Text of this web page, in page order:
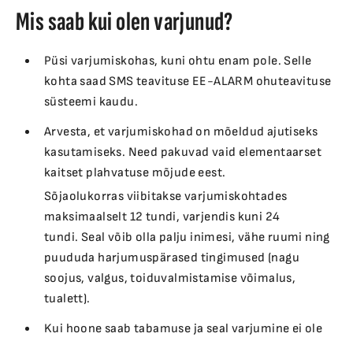
Mis saab kui olen varjunud?
Püsi varjumiskohas, kuni ohtu enam pole. Selle
kohta saad SMS teavituse EE-ALARM ohuteavituse
süsteemi kaudu.
Arvesta, et varjumiskohad on mõeldud ajutiseks
kasutamiseks. Need pakuvad vaid elementaarset
kaitset plahvatuse mõjude eest.
Sõjaolukorras viibitakse varjumiskohtades
maksimaalselt 12 tundi, varjendis kuni 24
tundi. Seal võib olla palju inimesi, vähe ruumi ning
puududa harjumuspärased tingimused (nagu
soojus, valgus, toiduvalmistamise võimalus,
tualett).
Kui hoone saab tabamuse ja seal varjumine ei ole